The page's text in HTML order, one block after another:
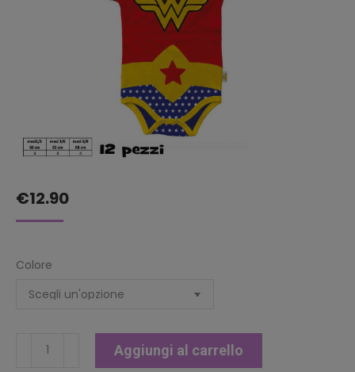
€12.90
Colore
BODY
Aggiungi al carrello